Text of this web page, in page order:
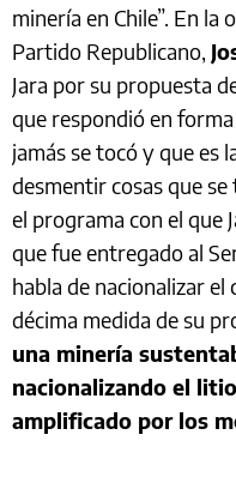
minería en Chile”. En
Partido Republicano,
Jara por su propuesta
que respondió en
jamás se tocó y que es
desmentir cosas que
el programa con el que
que fue entregado al
habla de nacionalizar
décima medida de su
una minería
nacionalizando el
amplificado por los